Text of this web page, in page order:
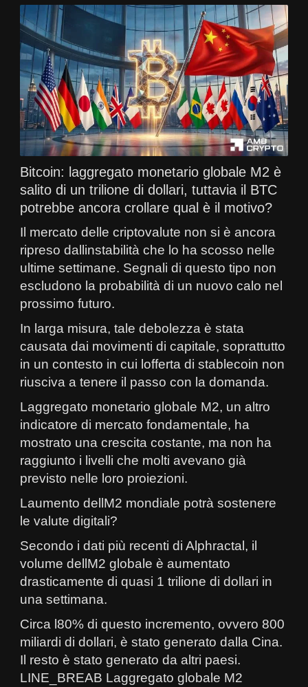
Bitcoin: laggregato monetario globale M2 è
salito di un trilione di dollari, tuttavia il BTC
potrebbe ancora crollare qual è il motivo?
Il mercato delle criptovalute non si è ancora
ripreso dallinstabilità che lo ha scosso nelle
ultime settimane. Segnali di questo tipo non
escludono la probabilità di un nuovo calo nel
prossimo futuro.
In larga misura, tale debolezza è stata
causata dai movimenti di capitale, soprattutto
in un contesto in cui lofferta di stablecoin non
riusciva a tenere il passo con la domanda.
Laggregato monetario globale M2, un altro
indicatore di mercato fondamentale, ha
mostrato una crescita costante, ma non ha
raggiunto i livelli che molti avevano già
previsto nelle loro proiezioni.
Laumento dellM2 mondiale potrà sostenere
le valute digitali?
Secondo i dati più recenti di Alphractal, il
volume dellM2 globale è aumentato
drasticamente di quasi 1 trilione di dollari in
una settimana.
Circa l80% di questo incremento, ovvero 800
miliardi di dollari, è stato generato dalla Cina.
Il resto è stato generato da altri paesi.
LINE_BREAB Laggregato globale M2